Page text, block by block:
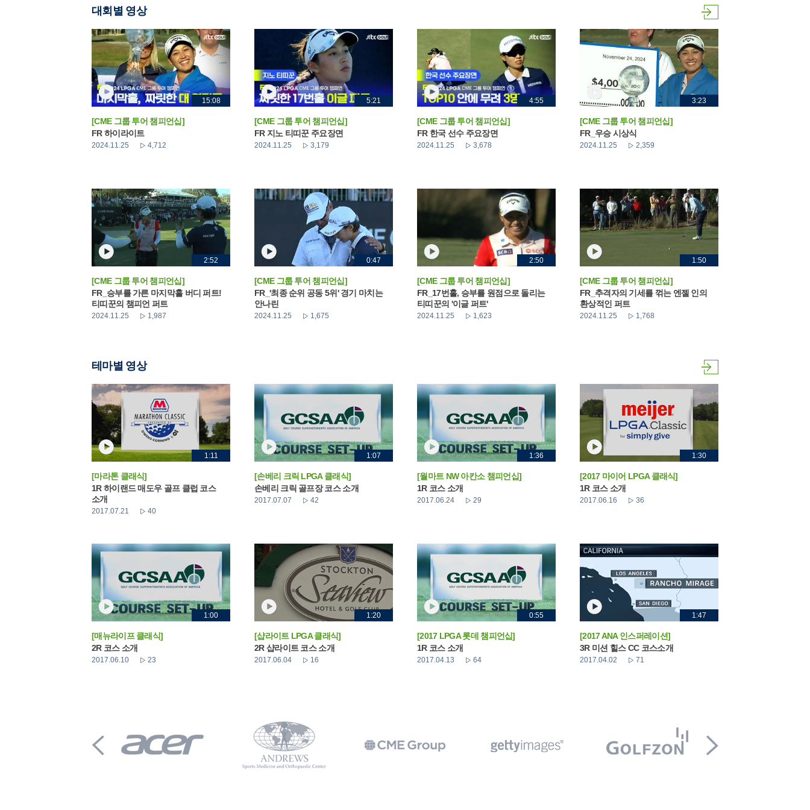
대회별 영상
15:08
[CME 그룹 투어 챔피언십]
FR 하이라이트
2024.11.25 4,712
5:21
[CME 그룹 투어 챔피언십]
FR 지노 티띠꾼 주요장면
2024.11.25 3,179
4:55
[CME 그룹 투어 챔피언십]
FR 한국 선수 주요장면
2024.11.25 3,678
3:23
[CME 그룹 투어 챔피언십]
FR_우승 시상식
2024.11.25 2,359
2:52
[CME 그룹 투어 챔피언십]
FR_승부를 가른 마지막홀 버디 퍼트!
티띠꾼의 챔피언 퍼트
2024.11.25 1,987
0:47
[CME 그룹 투어 챔피언십]
FR_'최종 순위 공동 5위' 경기 마치는
안나린
2024.11.25 1,675
2:50
[CME 그룹 투어 챔피언십]
FR_17번홀, 승부를 원점으로 돌리는
티띠꾼의 '이글 퍼트'
2024.11.25 1,623
1:50
[CME 그룹 투어 챔피언십]
FR_추격자의 기세를 꺾는 엔젤 인의
환상적인 퍼트
2024.11.25 1,768
테마별 영상
1:11
[마라톤 클래식]
1R 하이랜드 매도우 골프 클럽 코스
소개
2017.07.21 40
1:07
[손베리 크릭 LPGA 클래식]
손베리 크릭 골프장 코스 소개
2017.07.07 42
1:36
[월마트 NW 아칸소 챔피언십]
1R 코스 소개
2017.06.24 29
1:30
[2017 마이어 LPGA 클래식]
1R 코스 소개
2017.06.16 36
1:00
[매뉴라이프 클래식]
2R 코스 소개
2017.06.10 23
1:20
[샵라이트 LPGA 클래식]
2R 샵라이트 코스 소개
2017.06.04 16
0:55
[2017 LPGA 롯데 챔피언십]
1R 코스 소개
2017.04.13 64
1:47
[2017 ANA 인스퍼레이션]
3R 미션 힐스 CC 코스소개
2017.04.02 71